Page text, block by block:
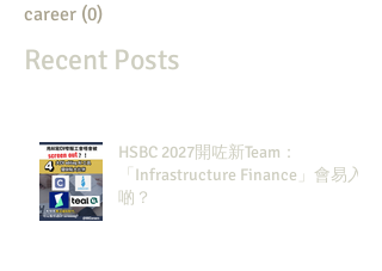
career (0)
Recent Posts
HSBC 2027開咗新Team：
「Infrastructure Finance」會易入
啲？